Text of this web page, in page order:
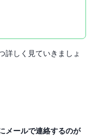
詳しく見ていきましょ
メールで連絡するのが